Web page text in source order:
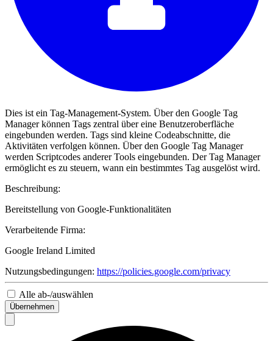
Dies ist ein Tag-Management-System. Über den Google Tag
Manager können Tags zentral über eine Benutzeroberfläche
eingebunden werden. Tags sind kleine Codeabschnitte, die
Aktivitäten verfolgen können. Über den Google Tag Manager
werden Scriptcodes anderer Tools eingebunden. Der Tag Manager
ermöglicht es zu steuern, wann ein bestimmtes Tag ausgelöst wird.
Beschreibung:
Bereitstellung von Google-Funktionalitäten
Verarbeitende Firma:
Google Ireland Limited
Nutzungsbedingungen: https://policies.google.com/privacy
Alle ab-/auswählen
Übernehmen